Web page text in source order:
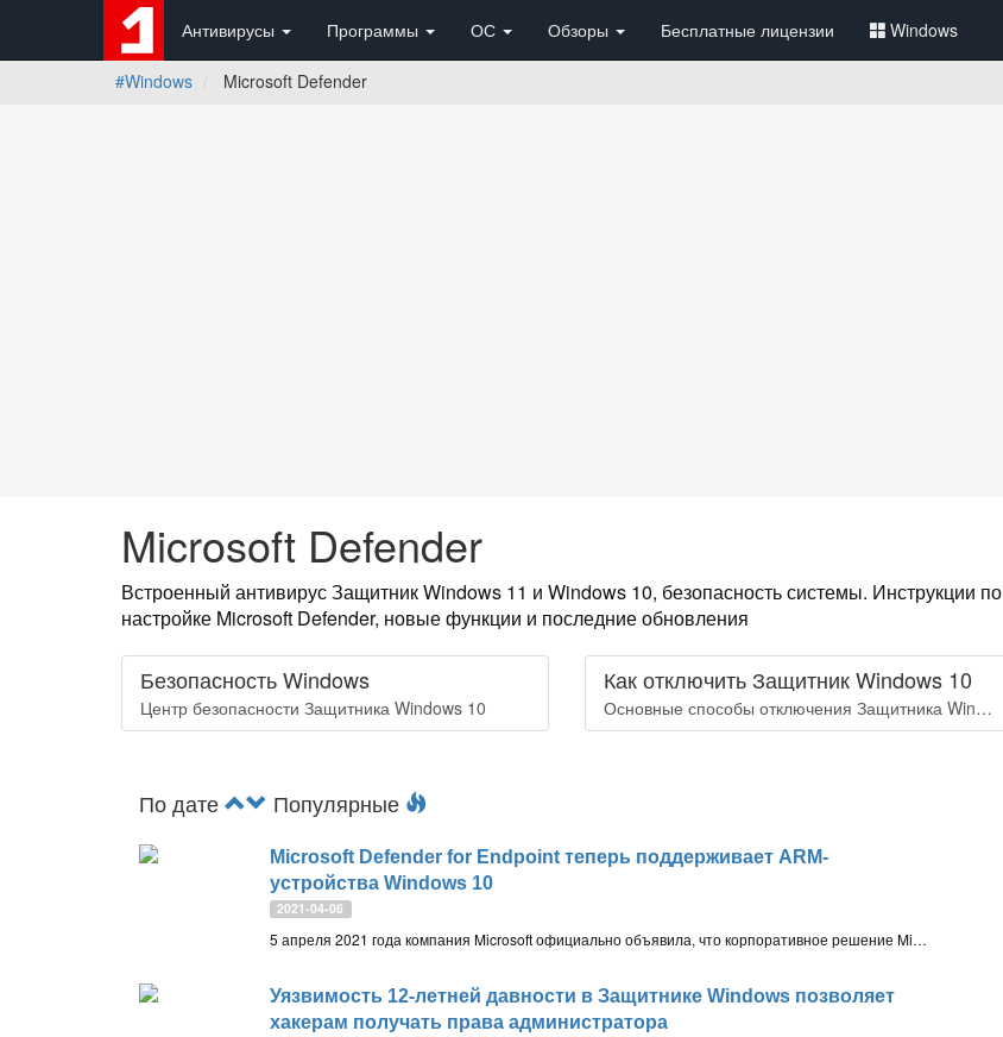
Антивирусы Программы ОС Обзоры Бесплатные лицензии Windows
#Windows Microsoft Defender
Microsoft Defender
Встроенный антивирус Защитник Windows 11 и Windows 10, безопасность системы. Инструкции по
настройке Microsoft Defender, новые функции и последние обновления
Безопасность Windows
Центр безопасности Защитника Windows 10
Как отключить Защитник Windows 10
Основные способы отключения Защитника Windows в Windows 10
По дате Популярные
Microsoft Defender for Endpoint теперь поддерживает ARM-
устройства Windows 10
2021-04-06
5 апреля 2021 года компания Microsoft официально объявила, что корпоративное решение Microsoft Defender for Endpoint получило поддержку устройств Windows 10 на ARM архитектуре
Уязвимость 12-летней давности в Защитнике Windows позволяет
хакерам получать права администратора